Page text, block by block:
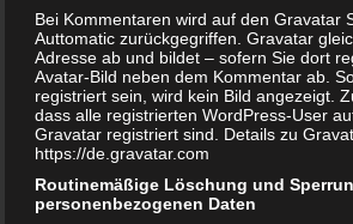
Bei Kommentaren wird auf den Gravatar
Auttomatic zurückgegriffen. Gravatar
Adresse ab und bildet – sofern Sie dort
Avatar-Bild neben dem Kommentar ab.
registriert sein, wird kein Bild angezeigt.
dass alle registrierten WordPress-User
Gravatar registriert sind. Details zu
https://de.gravatar.com
Routinemäßige Löschung und
personenbezogenen Daten